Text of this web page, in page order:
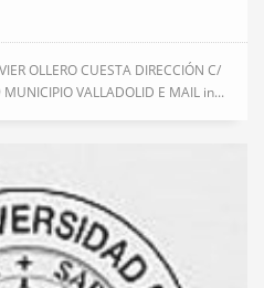
OLLERO CUESTA DIRECCIÓN C/
VALLADOLID E MAIL in...